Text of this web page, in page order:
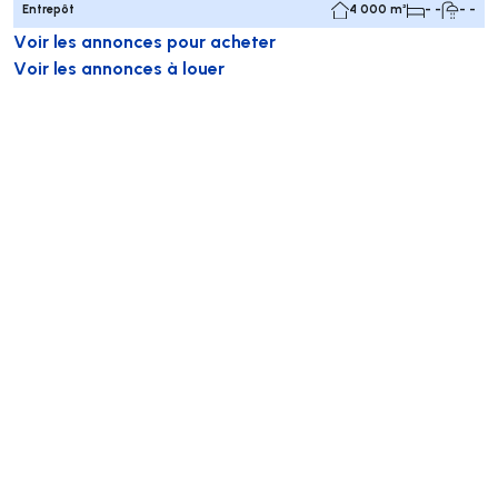
Entrepôt 4 000 m² - - - -
Voir les annonces pour acheter
Voir les annonces à louer